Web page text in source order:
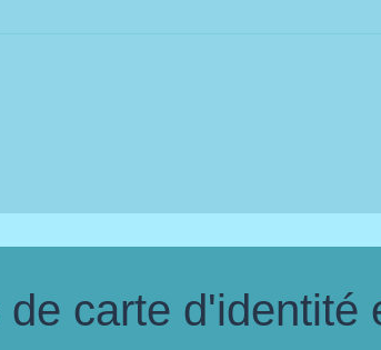
carte